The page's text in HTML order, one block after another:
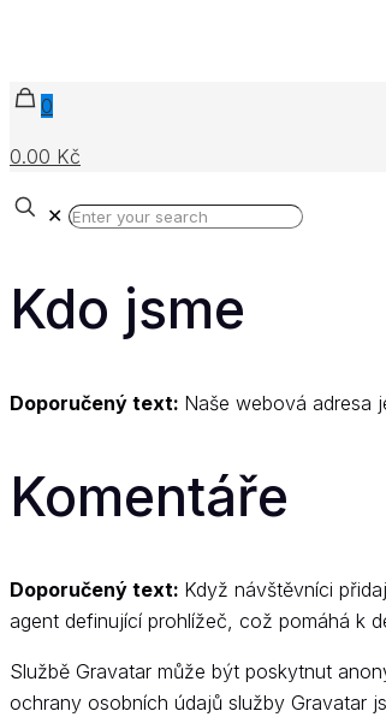
0
0.00 Kč
✕
Kdo jsme
Doporučený text: Naše webová adresa
Komentáře
Doporučený text: Když návštěvníci
agent definující prohlížeč, což pomáhá k
Službě Gravatar může být poskytnut
ochrany osobních údajů služby Gravatar